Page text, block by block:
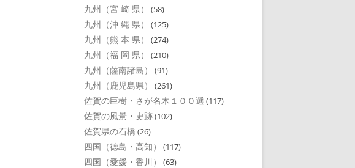
九州（宮 崎 県） (58)
九州（沖 縄 県） (125)
九州（熊 本 県） (274)
九州（福 岡 県） (210)
九州（薩南諸島） (91)
九州（鹿児島県） (261)
佐賀の巨樹・さが名木１００選 (117)
佐賀の風景・史跡(102)
佐賀県の石橋 (26)
四国（徳島・高知） (117)
四国（愛媛・香川） (63)